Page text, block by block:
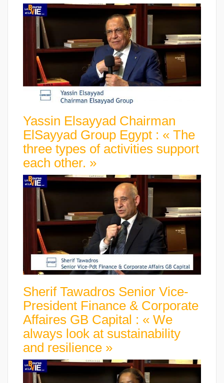
Yassin Elsayyad Chairman
ElSayyad Group Egypt : « The
three types of activities support
each other. »
Sherif Tawadros Senior Vice-
President Finance & Corporate
Affaires GB Capital : « We
always look at sustainability
and resilience »